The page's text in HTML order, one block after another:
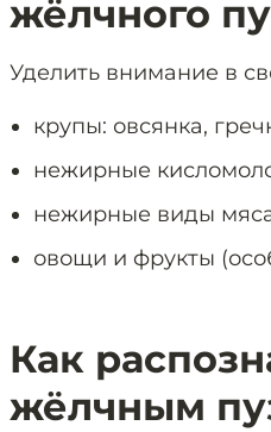
жёлчного
Уделить внимание в
крупы: овсянка,
нежирные
нежирные виды
овощи и фрукты
Как
жёлчным